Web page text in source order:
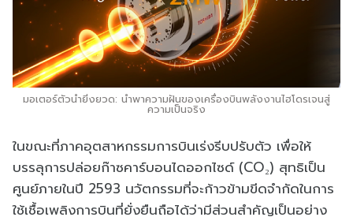
มอเตอร์ตัวนำยิ่งยวด: นำพาความฝันของเครื่องบินพลังงานไฮโดรเจนสู่
ความเป็นจริง
ในขณะที่ภาคอุตสาหกรรมการบินเร่งรีบปรับตัว เพื่อให้
บรรลุการปล่อยก๊าซคาร์บอนไดออกไซด์ (CO₂) สุทธิเป็น
ศูนย์ภายในปี 2593 นวัตกรรมที่จะก้าวข้ามขีดจำกัดในการ
ใช้เชื้อเพลิงการบินที่ยั่งยืนถือได้ว่ามีส่วนสำคัญเป็นอย่าง